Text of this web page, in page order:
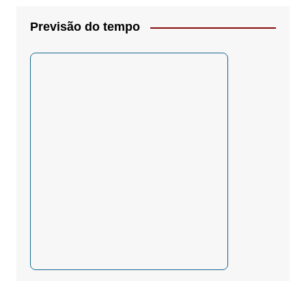
Previsão do tempo